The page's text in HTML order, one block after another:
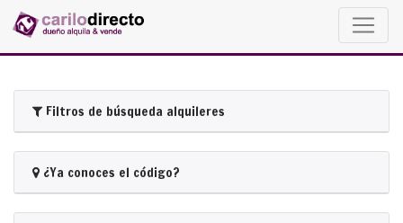
Filtros de búsqueda alquileres
¿Ya conoces el código?